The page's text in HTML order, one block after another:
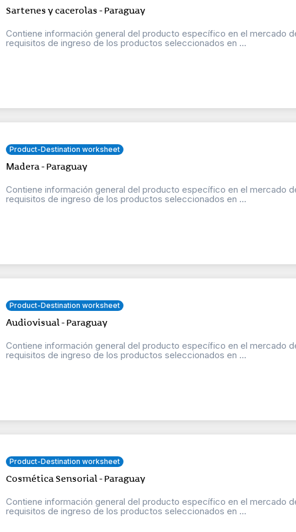
Sartenes y cacerolas - Paraguay
Contiene información general del producto específico en el mercado
requisitos de ingreso de los productos seleccionados en ...
Product-Destination worksheet
Madera - Paraguay
Contiene información general del producto específico en el mercado
requisitos de ingreso de los productos seleccionados en ...
Product-Destination worksheet
Audiovisual - Paraguay
Contiene información general del producto específico en el mercado
requisitos de ingreso de los productos seleccionados en ...
Product-Destination worksheet
Cosmética Sensorial - Paraguay
Contiene información general del producto específico en el mercado
requisitos de ingreso de los productos seleccionados en ...